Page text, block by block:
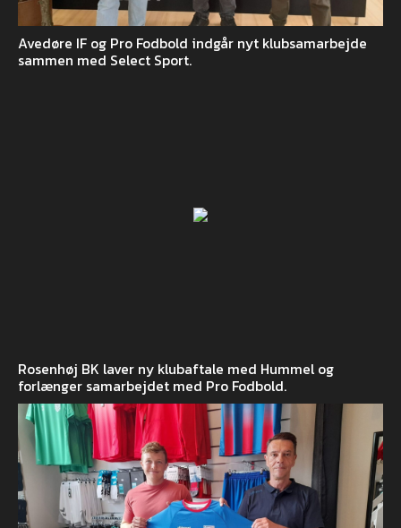
Avedøre IF og Pro Fodbold indgår nyt klubsamarbejde
sammen med Select Sport.
Rosenhøj BK laver ny klubaftale med Hummel og
forlænger samarbejdet med Pro Fodbold.